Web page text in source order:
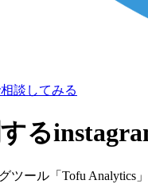
談してみる
る
ツール「Tofu